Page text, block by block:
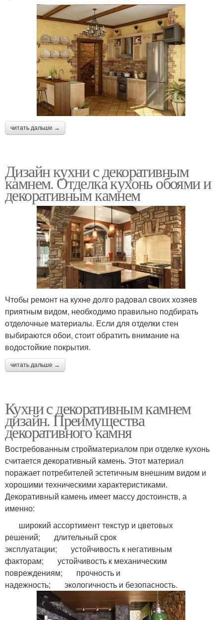
читать дальше →
Дизайн кухни с декоративным
камнем. Отделка кухонь обоями и
декоративным камнем
Чтобы ремонт на кухне долго радовал своих хозяев
приятным видом, необходимо правильно подбирать
отделочные материалы. Если для отделки стен
выбираются обои, стоит обратить внимание на
водостойкие покрытия.
читать дальше →
Кухни с декоративным камнем
дизайн. Преимущества
декоративного камня
Востребованным стройматериалом при отделке кухонь
считается декоративный камень. Этот материал
поражает потребителей эстетичным внешним видом и
хорошими техническими характеристиками.
Декоративный камень имеет массу достоинств, а
именно:
широкий ассортимент текстур и цветовых
решений; длительный срок
эксплуатации; устойчивость к негативным
факторам; устойчивость к механическим
повреждениям; прочность и
надежность; экологичность и безопасность.